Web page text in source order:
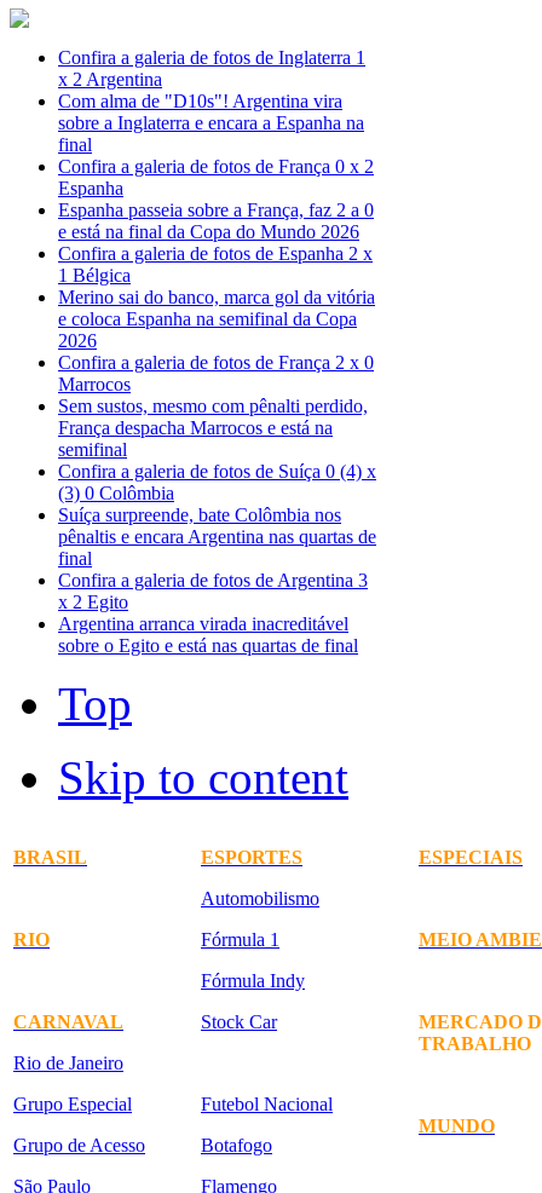
Confira a galeria de fotos de Inglaterra 1
x 2 Argentina
Com alma de "D10s"! Argentina vira
sobre a Inglaterra e encara a Espanha na
final
Confira a galeria de fotos de França 0 x 2
Espanha
Espanha passeia sobre a França, faz 2 a 0
e está na final da Copa do Mundo 2026
Confira a galeria de fotos de Espanha 2 x
1 Bélgica
Merino sai do banco, marca gol da vitória
e coloca Espanha na semifinal da Copa
2026
Confira a galeria de fotos de França 2 x 0
Marrocos
Sem sustos, mesmo com pênalti perdido,
França despacha Marrocos e está na
semifinal
Confira a galeria de fotos de Suíça 0 (4) x
(3) 0 Colômbia
Suíça surpreende, bate Colômbia nos
pênaltis e encara Argentina nas quartas de
final
Confira a galeria de fotos de Argentina 3
x 2 Egito
Argentina arranca virada inacreditável
sobre o Egito e está nas quartas de final
Top
Skip to content
BRASIL
RIO
CARNAVAL
Rio de Janeiro
Grupo Especial
Grupo de Acesso
São Paulo
ESPORTES
Automobilismo
Fórmula 1
Fórmula Indy
Stock Car
Futebol Nacional
Botafogo
Flamengo
ESPECIAIS
MEIO
MERCADO
TRABALHO
MUNDO